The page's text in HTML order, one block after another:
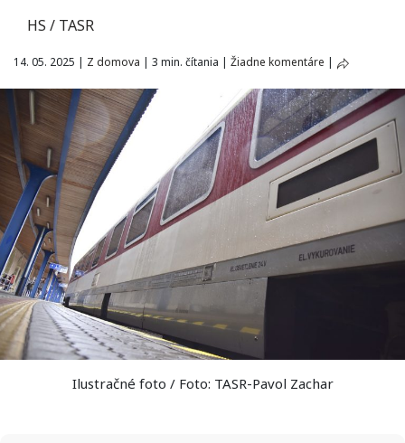
HS / TASR
14. 05. 2025 | Z domova | 3 min. čítania | Žiadne komentáre |
Ilustračné foto / Foto: TASR-Pavol Zachar